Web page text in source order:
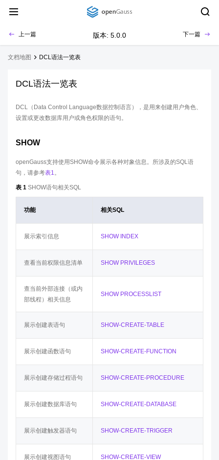
上一篇 版本: 5.0.0 下一篇
文档地图 DCL语法一览表
DCL语法一览表
DCL（Data Control Language数据控制语言），是用来创建用户角色、
设置或更改数据库用户或角色权限的语句。
SHOW
openGauss支持使用SHOW命令展示各种对象信息。所涉及的SQL语
句，请参考表1。
表 1 SHOW语句相关SQL
功能 相关SQL
展示索引信息 SHOW INDEX
查看当前权限信息清单 SHOW PRIVILEGES
查当前外部连接（或内
部线程）相关信息
SHOW PROCESSLIST
展示创建表语句 SHOW-CREATE-TABLE
展示创建函数语句 SHOW-CREATE-FUNCTION
展示创建存储过程语句 SHOW-CREATE-PROCEDURE
展示创建数据库语句 SHOW-CREATE-DATABASE
展示创建触发器语句 SHOW-CREATE-TRIGGER
展示创建视图语句 SHOW-CREATE-VIEW